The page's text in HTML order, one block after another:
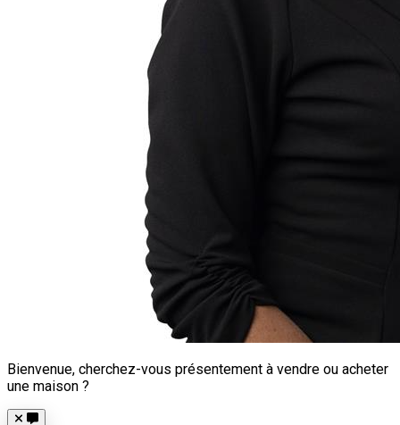
Bienvenue, cherchez-vous présentement à vendre ou acheter
une maison ?